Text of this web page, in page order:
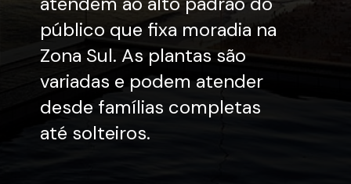
público que fixa moradia na
Zona Sul. As plantas são
variadas e podem atender
desde famílias completas
até solteiros.